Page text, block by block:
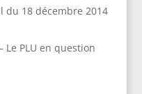
du 18 décembre 2014
Le PLU en question